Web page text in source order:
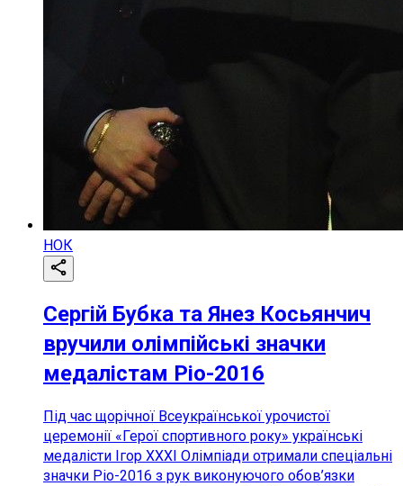
НОК
Сергій Бубка та Янез Косьянчич
вручили олімпійські значки
медалістам Ріо-2016
Під час щорічної Всеукраїнської урочистої
церемонії «Герої спортивного року» українські
медалісти Ігор ХХХІ Олімпіади отримали спеціальні
значки Ріо-2016 з рук виконуючого обов’язки